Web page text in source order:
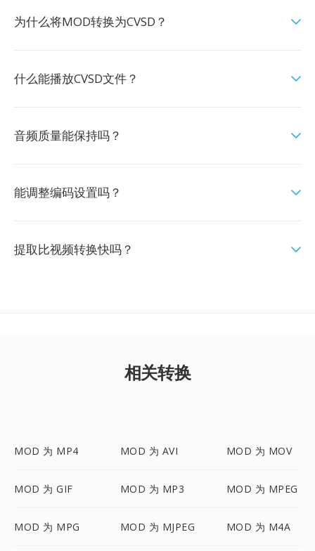
为什么将MOD转换为CVSD？
什么能播放CVSD文件？
音频质量能保持吗？
能调整编码设置吗？
提取比视频转换快吗？
相关转换
MOD 为 MP4 MOD 为 AVI MOD 为 MOV
MOD 为 GIF MOD 为 MP3 MOD 为 MPEG
MOD 为 MPG MOD 为 MJPEG MOD 为 M4A